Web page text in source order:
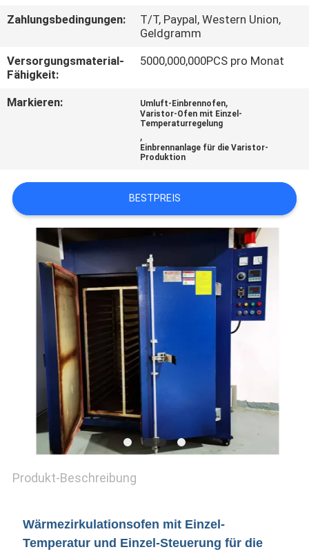
TRETEN
MIT
UNS
IN
NACHRICHTEN
FORDERN
SIE EIN
ZITAT
SITEMAP
PRIVACY
POLICY
Zahlungsbedingungen:
T/T, Paypal, Western Union,
Geldgramm
Versorgungsmaterial-
Fähigkeit:
5000,000,000PCS pro Monat
Markieren: Umluft-Einbrennofen,
Varistor-Ofen mit Einzel-
Temperaturregelung
,
Einbrennanlage für die Varistor-
Produktion
BESTPREIS
Produkt-Beschreibung
Wärmezirkulationsofen mit Einzel-
Temperatur und Einzel-Steuerung für die